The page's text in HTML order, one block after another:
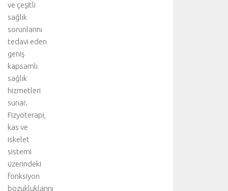
ve çeşitli
sağlık
sorunlarını
tedavi eden
geniş
kapsamlı
sağlık
hizmetleri
sunar.
Fizyoterapi,
kas ve
iskelet
sistemi
üzerindeki
fonksiyon
bozukluklarını